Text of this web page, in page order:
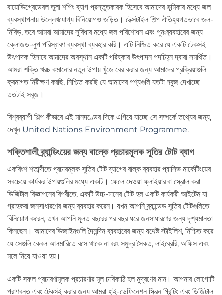
বায়োডিগ্রেডেবল তুলা শপিং ব্যাগ প্রস্তুতকারক হিসেবে আমাদের ভূমিকার মধ্যে জল
ব্যবস্থাপনায় উল্লেখযোগ্য বিনিয়োগও জড়িত। টেক্সটাইল শিল্প ঐতিহ্যগতভাবে জল-
নিবিড়, তবে আমরা আমাদের সুবিধার মধ্যে জল পরিশোধন এবং পুনঃব্যবহারের জন্য
ক্লোজড-লুপ পরিস্রাবণ ব্যবস্থা ব্যবহার করি। এটি নিশ্চিত করে যে একটি টেকসই
উৎপাদক হিসাবে আমাদের অবস্থান একটি পরিষ্কার উৎপাদন পদচিহ্ন দ্বারা সমর্থিত।
আমরা শক্তি খরচ কমানোর নতুন উপায় খুঁজে বের করার জন্য আমাদের প্রক্রিয়াগুলি
ক্রমাগত নিরীক্ষণ করছি, নিশ্চিত করছি যে আমাদের পণ্যগুলি যতটা সবুজ দেখাচ্ছে
ততটাই সবুজ।
বিশ্বব্যাপী শিল্প কীভাবে এই মানদণ্ডের দিকে এগিয়ে যাচ্ছে সে সম্পর্কে তথ্যের জন্য,
দেখুন United Nations Environment Programme.
শক্তিশালী ব্র্যান্ডিংয়ের জন্য বাল্কে প্রচারমূলক সুতির টোট ব্যাগ
একবিংশ শতাব্দীতে প্রচারমূলক সুতির টোট ব্যাগের বাল্ক ব্যবহার প্যাসিভ মার্কেটিংয়ের
সবচেয়ে কার্যকর উপায়গুলির মধ্যে একটি। ফেলে দেওয়া ফ্লাইয়ার বা স্ক্রোল করা
ডিজিটাল বিজ্ঞাপনের বিপরীতে, একটি উচ্চ-মানের টোট হল একটি কার্যকরী আইটেম যা
গ্রাহকরা জনসাধারণের জন্য ব্যবহার করেন। যখন আপনি ব্র্যান্ডেড সুতির টোটগুলিতে
বিনিয়োগ করেন, তখন আপনি মূলত বছরের পর বছর ধরে জনসাধারণের জন্য দৃশ্যমানতা
কিনছেন। আমাদের ডিজাইনগুলি দৈনন্দিন ব্যবহারের জন্য যথেষ্ট স্টাইলিশ, নিশ্চিত করে
যে সেগুলি কেবল আলমারিতে বসে থাকে না বরং সমুদ্র সৈকত, লাইব্রেরি, অফিস এবং
মলে নিয়ে যাওয়া হয়।
একটি সফল প্রচারণামূলক প্রচারণার মূল চাবিকাঠি হল মুদ্রণের মান। আপনার লোগোটি
প্রাণবন্ত এবং টেকসই করার জন্য আমরা হাই-ডেফিনেশন স্ক্রিন প্রিন্টিং এবং ডিজিটাল